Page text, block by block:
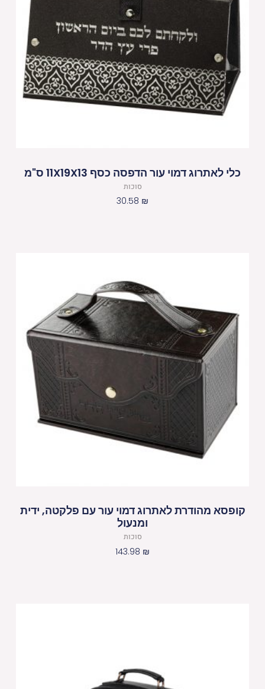
כלי לאתרוג דמוי עור הדפסה כסף 11X19X13 ס"מ
סוכות
30.58 ₪
קופסא מהודרת לאתרוג דמוי עור עם פלקטה, ידית
ומנעול
סוכות
143.98 ₪